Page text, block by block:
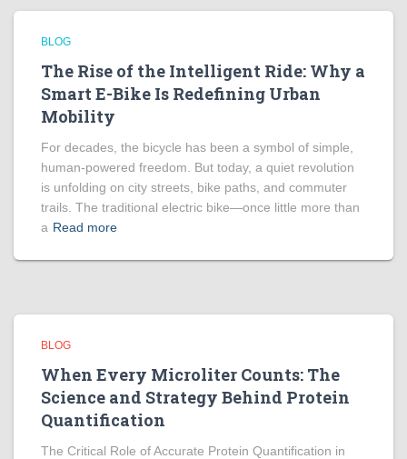
BLOG
The Rise of the Intelligent Ride: Why a
Smart E-Bike Is Redefining Urban
Mobility
For decades, the bicycle has been a symbol of simple,
human-powered freedom. But today, a quiet revolution
is unfolding on city streets, bike paths, and commuter
trails. The traditional electric bike—once little more than
a Read more
BLOG
When Every Microliter Counts: The
Science and Strategy Behind Protein
Quantification
The Critical Role of Accurate Protein Quantification in